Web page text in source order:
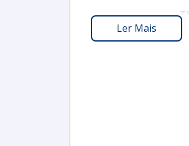
A manutenção de
Ler Mais